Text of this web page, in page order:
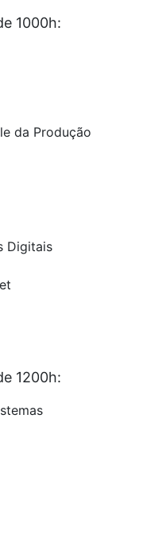
1000h:
da Produção
Digitais
1200h: